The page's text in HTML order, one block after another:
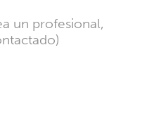
un profesional,